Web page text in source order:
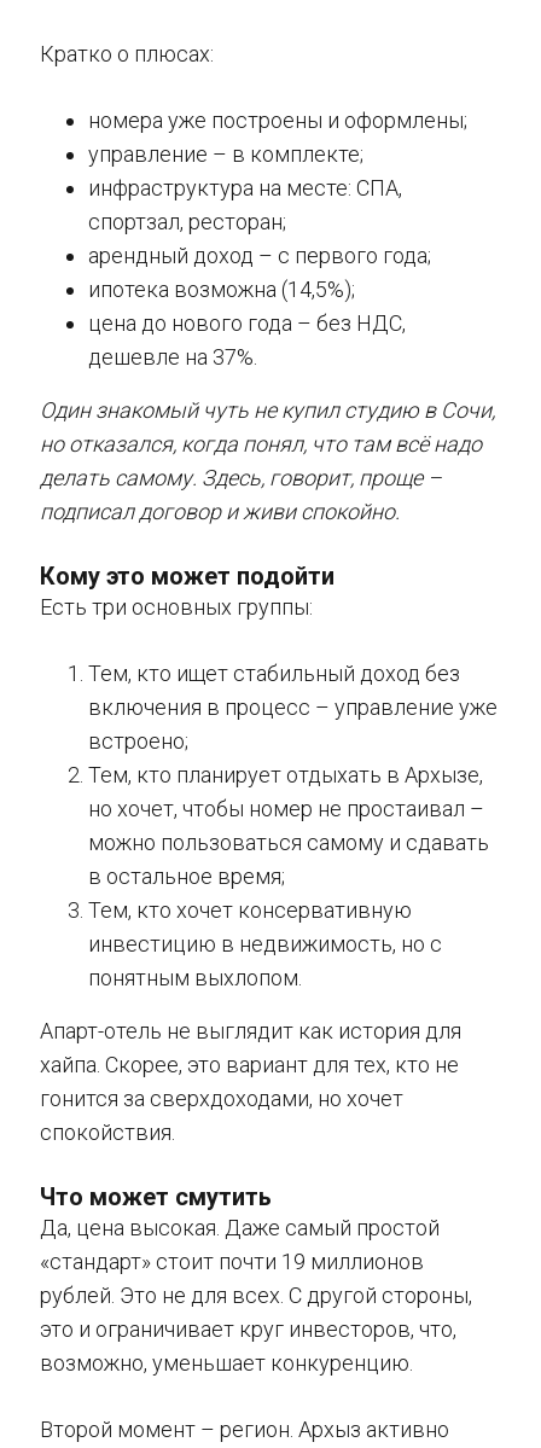
Кратко о плюсах:
номера уже построены и оформлены;
управление – в комплекте;
инфраструктура на месте: СПА,
спортзал, ресторан;
арендный доход – с первого года;
ипотека возможна (14,5%);
цена до нового года – без НДС,
дешевле на 37%.
Один знакомый чуть не купил студию в Сочи,
но отказался, когда понял, что там всё надо
делать самому. Здесь, говорит, проще –
подписал договор и живи спокойно.
Кому это может подойти
Есть три основных группы:
Тем, кто ищет стабильный доход без
включения в процесс – управление уже
встроено;
Тем, кто планирует отдыхать в Архызе,
но хочет, чтобы номер не простаивал –
можно пользоваться самому и сдавать
в остальное время;
Тем, кто хочет консервативную
инвестицию в недвижимость, но с
понятным выхлопом.
Апарт-отель не выглядит как история для
хайпа. Скорее, это вариант для тех, кто не
гонится за сверхдоходами, но хочет
спокойствия.
Что может смутить
Да, цена высокая. Даже самый простой
«стандарт» стоит почти 19 миллионов
рублей. Это не для всех. С другой стороны,
это и ограничивает круг инвесторов, что,
возможно, уменьшает конкуренцию.
Второй момент – регион. Архыз активно